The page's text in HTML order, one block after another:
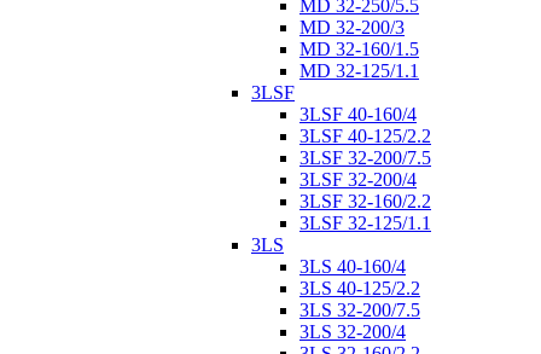
MD 32-250/5.5
MD 32-200/3
MD 32-160/1.5
MD 32-125/1.1
3LSF
3LSF 40-160/4
3LSF 40-125/2.2
3LSF 32-200/7.5
3LSF 32-200/4
3LSF 32-160/2.2
3LSF 32-125/1.1
3LS
3LS 40-160/4
3LS 40-125/2.2
3LS 32-200/7.5
3LS 32-200/4